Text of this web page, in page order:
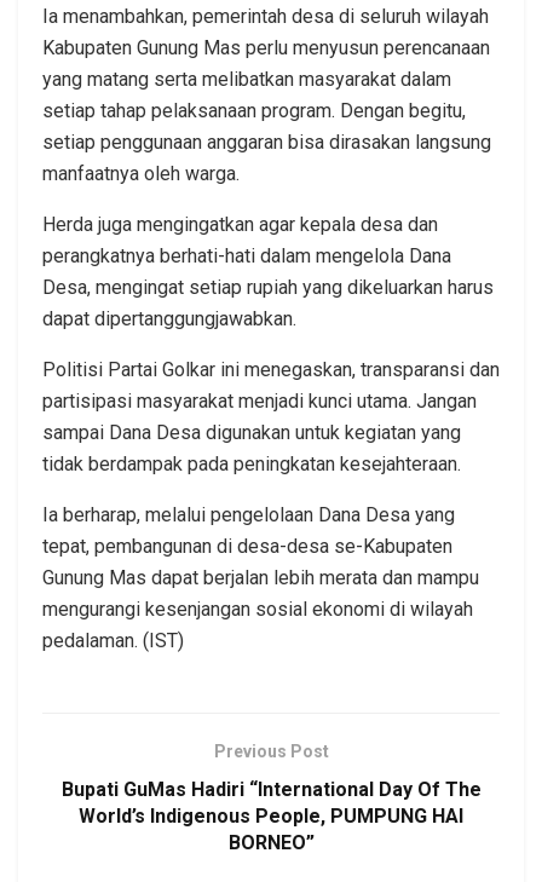
Ia menambahkan, pemerintah desa di seluruh wilayah
Kabupaten Gunung Mas perlu menyusun perencanaan
yang matang serta melibatkan masyarakat dalam
setiap tahap pelaksanaan program. Dengan begitu,
setiap penggunaan anggaran bisa dirasakan langsung
manfaatnya oleh warga.
Herda juga mengingatkan agar kepala desa dan
perangkatnya berhati-hati dalam mengelola Dana
Desa, mengingat setiap rupiah yang dikeluarkan harus
dapat dipertanggungjawabkan.
Politisi Partai Golkar ini menegaskan, transparansi dan
partisipasi masyarakat menjadi kunci utama. Jangan
sampai Dana Desa digunakan untuk kegiatan yang
tidak berdampak pada peningkatan kesejahteraan.
Ia berharap, melalui pengelolaan Dana Desa yang
tepat, pembangunan di desa-desa se-Kabupaten
Gunung Mas dapat berjalan lebih merata dan mampu
mengurangi kesenjangan sosial ekonomi di wilayah
pedalaman. (IST)
Previous Post
Bupati GuMas Hadiri “International Day Of The
World’s Indigenous People, PUMPUNG HAI
BORNEO”